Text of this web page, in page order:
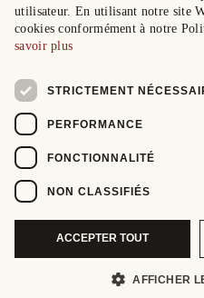
utilisateur. En utilisant notre site
cookies conformément à notre
savoir plus
STRICTEMENT
PERFORMANCE
FONCTIONNALITÉ
NON CLASSIFIÉS
ACCEPTER TOUT
AFFICHER